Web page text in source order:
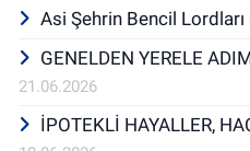
Asi Şehrin Bencil Lordları
GENELDEN YERELE
21.06.2026
İPOTEKLİ HAYALLER,